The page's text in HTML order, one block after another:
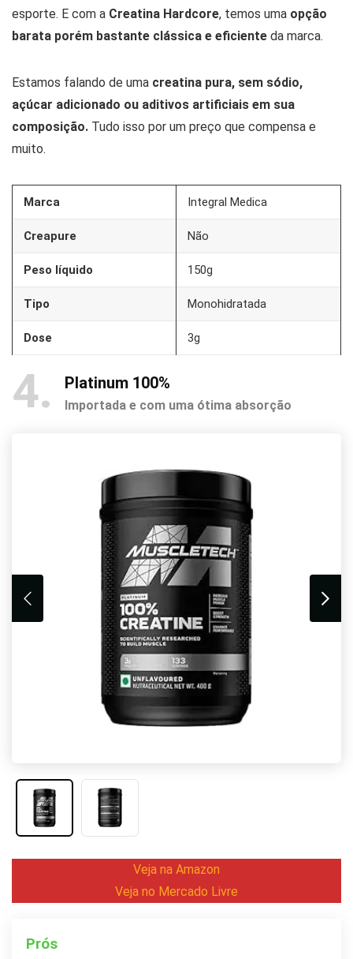
esporte. E com a Creatina Hardcore, temos uma opção
barata porém bastante clássica e eficiente da marca.
Estamos falando de uma creatina pura, sem sódio,
açúcar adicionado ou aditivos artificiais em sua
composição. Tudo isso por um preço que compensa e
muito.
Marca Integral Medica
Creapure Não
Peso líquido 150g
Tipo Monohidratada
Dose 3g
4 Platinum 100%
Importada e com uma ótima absorção
Veja na Amazon
Veja no Mercado Livre
Prós